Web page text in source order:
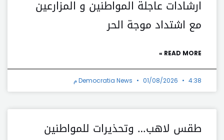
ارشادات عاجلة المواطنين و المزارعين
مع اشتداد موجة الحر
READ MORE »
Democratia News 01/08/2026 4:38 م
طقس لاهب… وتحذيرات للمواطنين